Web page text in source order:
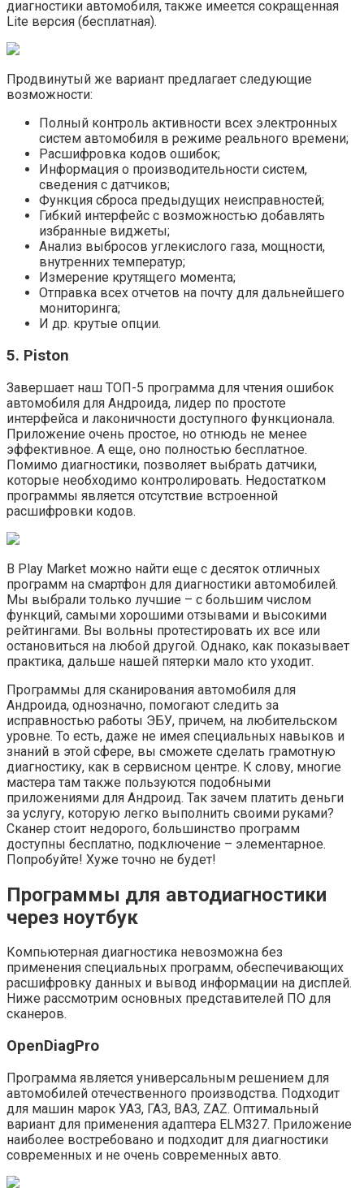
диагностики автомобиля, также имеется сокращенная
Lite версия (бесплатная).
Продвинутый же вариант предлагает следующие
возможности:
Полный контроль активности всех электронных
систем автомобиля в режиме реального времени;
Расшифровка кодов ошибок;
Информация о производительности систем,
сведения с датчиков;
Функция сброса предыдущих неисправностей;
Гибкий интерфейс с возможностью добавлять
избранные виджеты;
Анализ выбросов углекислого газа, мощности,
внутренних температур;
Измерение крутящего момента;
Отправка всех отчетов на почту для дальнейшего
мониторинга;
И др. крутые опции.
5. Piston
Завершает наш ТОП-5 программа для чтения ошибок
автомобиля для Андроида, лидер по простоте
интерфейса и лаконичности доступного функционала.
Приложение очень простое, но отнюдь не менее
эффективное. А еще, оно полностью бесплатное.
Помимо диагностики, позволяет выбрать датчики,
которые необходимо контролировать. Недостатком
программы является отсутствие встроенной
расшифровки кодов.
В Play Market можно найти еще с десяток отличных
программ на смартфон для диагностики автомобилей.
Мы выбрали только лучшие – с большим числом
функций, самыми хорошими отзывами и высокими
рейтингами. Вы вольны протестировать их все или
остановиться на любой другой. Однако, как показывает
практика, дальше нашей пятерки мало кто уходит.
Программы для сканирования автомобиля для
Андроида, однозначно, помогают следить за
исправностью работы ЭБУ, причем, на любительском
уровне. То есть, даже не имея специальных навыков и
знаний в этой сфере, вы сможете сделать грамотную
диагностику, как в сервисном центре. К слову, многие
мастера там также пользуются подобными
приложениями для Андроид. Так зачем платить деньги
за услугу, которую легко выполнить своими руками?
Сканер стоит недорого, большинство программ
доступны бесплатно, подключение – элементарное.
Попробуйте! Хуже точно не будет!
Программы для автодиагностики
через ноутбук
Компьютерная диагностика невозможна без
применения специальных программ, обеспечивающих
расшифровку данных и вывод информации на дисплей.
Ниже рассмотрим основных представителей ПО для
сканеров.
OpenDiagPro
Программа является универсальным решением для
автомобилей отечественного производства. Подходит
для машин марок УАЗ, ГАЗ, ВАЗ, ZAZ. Оптимальный
вариант для применения адаптера ELM327. Приложение
наиболее востребовано и подходит для диагностики
современных и не очень современных авто.